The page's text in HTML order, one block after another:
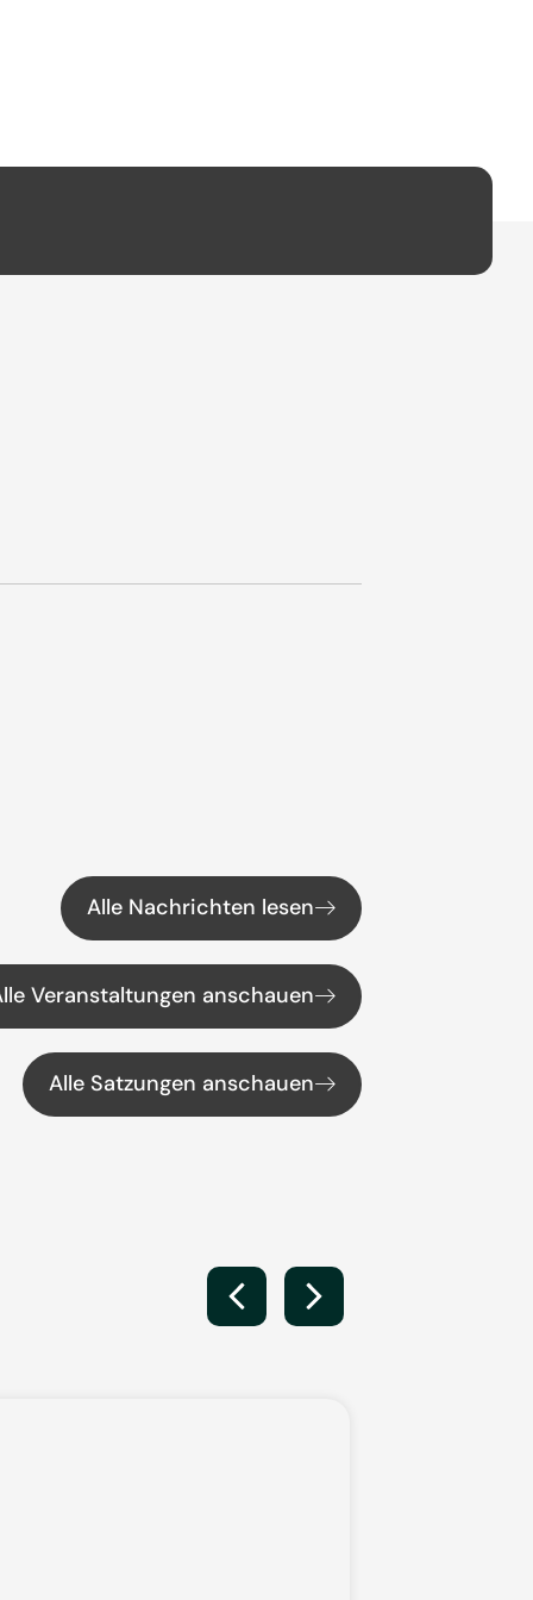
Alle Nachrichten lesen
Veranstaltungen anschauen
Alle Satzungen anschauen